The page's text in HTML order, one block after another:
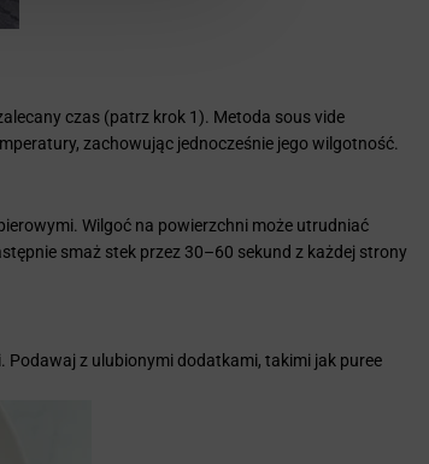
czas (patrz krok 1). Metoda sous vide
zachowując jednocześnie jego wilgotność.
Wilgoć na powierzchni może utrudniać
smaż stek przez 30–60 sekund z każdej strony
Podawaj z ulubionymi dodatkami, takimi jak puree